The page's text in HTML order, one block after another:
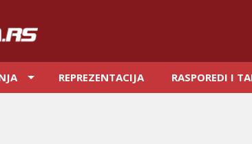
REPREZENTACIJA RASPOREDI I